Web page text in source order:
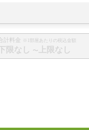
計料金 ※1部屋あたりの税込金額
〜